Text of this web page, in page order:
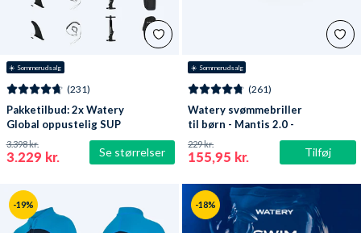
☀️ Sommerudsalg
Se størrelser
(231)
Pakketilbud: 2x Watery
Global oppustelig SUP
PaddleBoard 10'6
3.229 kr.
3.398 kr.
☀️ Sommerudsalg
Tilføj
(261)
Watery svømmebriller
til børn - Mantis 2.0 -
Lilla/klar
155,95 kr.
229 kr.
-19% -18%